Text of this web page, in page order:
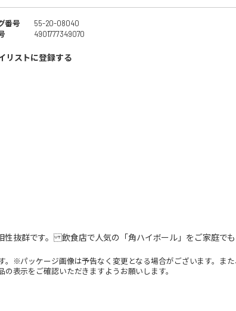
番号
55-20-08040
4901777349070
リストに登録する
性抜群です。 飲食店で人気の「角ハイボール」をご家庭
※パッケージ画像は予告なく変更となる場合がございます。ま
表示をご確認いただきますようお願いします。